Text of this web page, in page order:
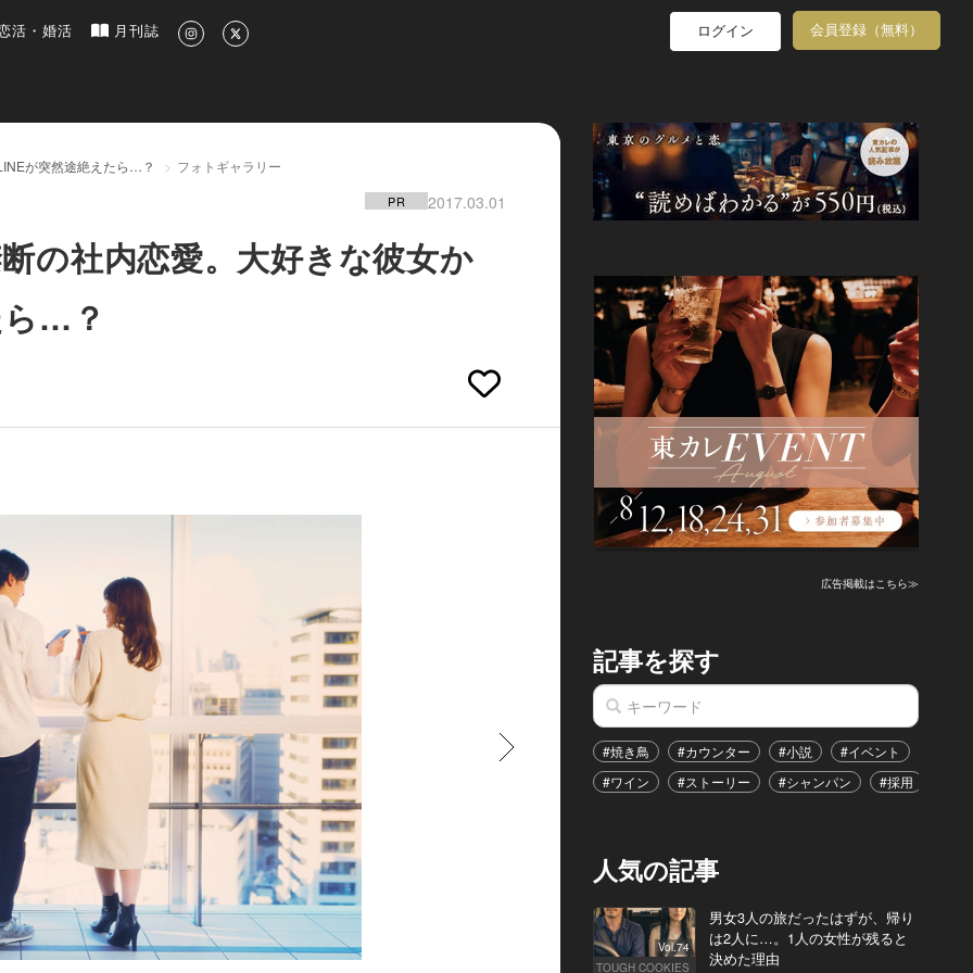
ルメ、洗練されたライフスタイル情報
活・婚活 月刊誌 ログイン 会員登録（無料）
が突然途絶えたら…？ フォトギャラリー
PR 2017.03.01
の社内恋愛。大好きな彼女か
…？
広告掲載はこちら≫
記事を探す
#焼き鳥 #カウンター #小説 #イベント
#ワイン
#ストーリー #シャンパン #採用
人気の記事
Vol.74
TOUGH COOKIES
男女3人の旅だったはずが、帰り
は2人に…。1人の女性が残ると
決めた理由